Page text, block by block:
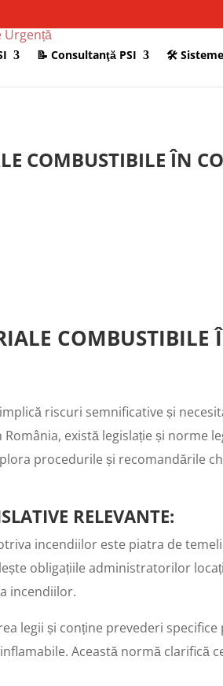
📝 Consultanţă PSI 🛠
COMBUSTIBILE ÎN
implică riscuri semnificative și
România, există legislație și norme
procedurile și recomandările
RELEVANTE:
incendiilor este piatra de
obligațiile administratorilor
incendiilor.
legii și conține prevederi
Această normă clarifică